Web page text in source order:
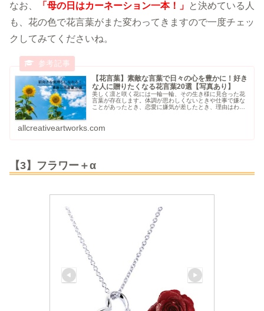
なお、 「母の日はカーネーション一本！」
と決めている人
も、花の色で花言葉がまた変わってきますので一度チェッ
クしてみてくださいね。
【花言葉】素敵な言葉で日々の心を豊かに！好き
な人に贈りたくなる花言葉20選【写真あり】
美しく凛と咲く花には一輪一輪、その生き様に見合った花
言葉が存在します。体調が思わしくないときや仕事で嫌な
ことがあったとき、恋愛に嫌気が差したとき、理由はわか
allcreativeartworks.com
【3】フラワー＋α